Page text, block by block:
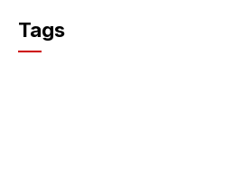
c
e
Tags